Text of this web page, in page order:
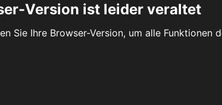
Version ist leider veraltet
Sie Ihre Browser-Version, um alle